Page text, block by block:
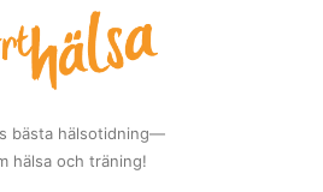
bästa hälsotidning—
hälsa och träning!